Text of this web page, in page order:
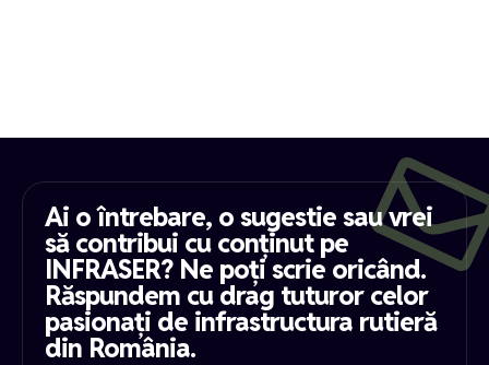
Ai o întrebare, o sugestie sau vrei
să contribui cu conținut pe
INFRASER? Ne poți scrie oricând.
Răspundem cu drag tuturor celor
pasionați de infrastructura rutieră
din România.